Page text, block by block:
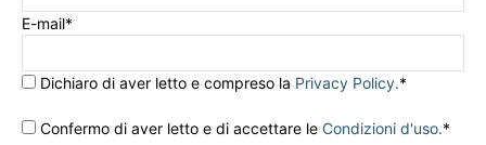
E-mail*
Dichiaro di aver letto e compreso la Privacy Policy.*
Confermo di aver letto e di accettare le Condizioni d'uso.*